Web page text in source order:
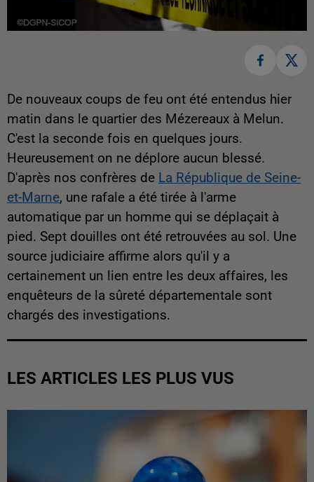
De nouveaux coups de feu ont été entendus hier
matin dans le quartier des Mézereaux à Melun.
C'est la seconde fois en quelques jours.
Heureusement on ne déplore aucun blessé.
D'après nos confrères de La République de Seine-
et-Marne, une rafale a été tirée à l'arme
automatique par un homme qui se déplaçait à
pied. Sept douilles ont été retrouvées au sol. Une
source judiciaire affirme alors qu'il y a
certainement un lien entre les deux affaires, les
enquêteurs de la sûreté départementale sont
chargés des investigations.
LES ARTICLES LES PLUS VUS